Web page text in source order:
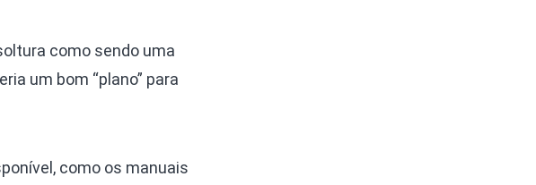
como sendo uma
um bom “plano” para
como os manuais